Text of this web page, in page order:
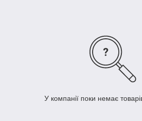
У компанії поки немає